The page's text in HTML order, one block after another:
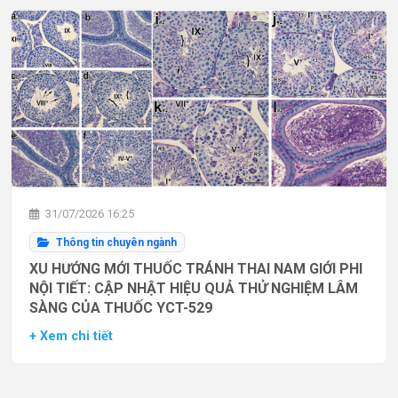
31/07/2026 16:25
Thông tin chuyên ngành
XU HƯỚNG MỚI THUỐC TRÁNH THAI NAM GIỚI PHI
NỘI TIẾT: CẬP NHẬT HIỆU QUẢ THỬ NGHIỆM LÂM
SÀNG CỦA THUỐC YCT-529
+ Xem chi tiết